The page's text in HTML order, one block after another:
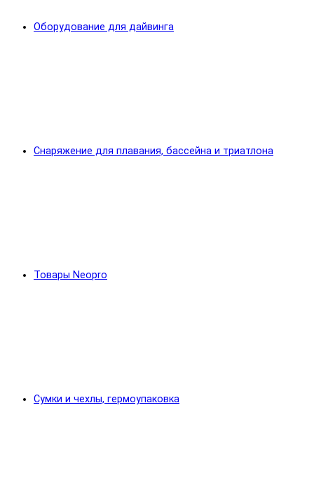
Оборудование для дайвинга
Снаряжение для плавания, бассейна и триатлона
Товары Neopro
Сумки и чехлы, гермоупаковка